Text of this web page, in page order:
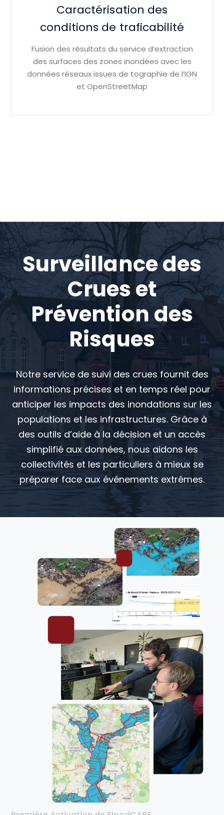
Caractérisation des
conditions de traficabilité
Fusion des résultats du service d’extraction
des surfaces des zones inondées avec les
données réseaux issues de tographie de l’IGN
et OpenStreetMap
Surveillance des
Crues et
Prévention des
Risques
Notre service de suivi des crues fournit des
informations précises et en temps réel pour
anticiper les impacts des inondations sur les
populations et les infrastructures. Grâce à
des outils d’aide à la décision et un accès
simplifié aux données, nous aidons les
collectivités et les particuliers à mieux se
préparer face aux événements extrêmes.